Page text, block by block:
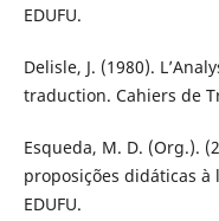
EDUFU.
Delisle, J. (1980).
traduction. Cahiers de
Esqueda, M. D. (Org.).
proposições didáticas
EDUFU.